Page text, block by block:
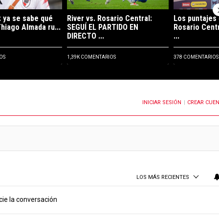
ya se sabe qué
Almada ru...
River vs. Rosario Central:
SEGUÍ EL PARTIDO EN
DIRECTO ...
1,39K COMENTARIOS
Los puntajes
Rosario
...
378 COMENTARIOS
CUANDO SE PUBLIQUEN NUEVOS COMENTARIOSINICIAR SESIÓN CREAR
LOS MÁS RECIENTES
la conversación